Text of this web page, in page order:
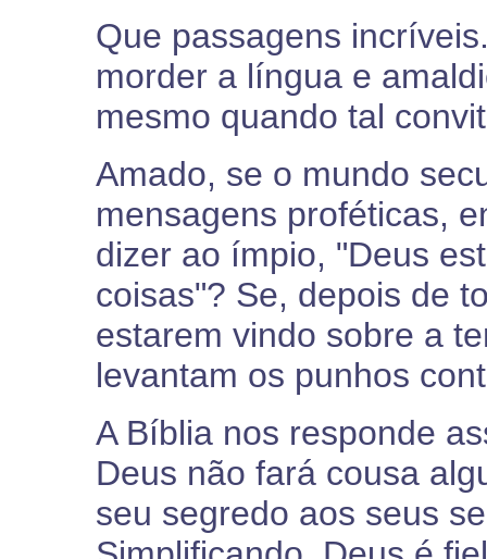
Que passagens
morder a língua e
mesmo quando tal
Amado, se o mundo
mensagens proféticas,
dizer ao ímpio, "Deus
coisas"? Se, depois de
estarem vindo sobre a
levantam os punhos
A Bíblia nos responde
Deus não fará cousa
seu segredo aos seus